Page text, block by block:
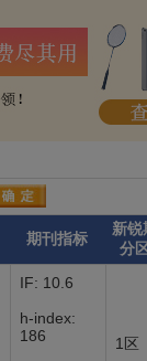
期刊指标
新锐
分
IF: 10.6
h-index:
186
1区